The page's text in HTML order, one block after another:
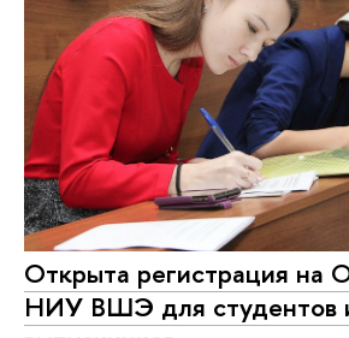
Открыта регистрация на
НИУ ВШЭ для студентов